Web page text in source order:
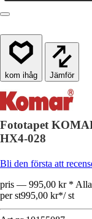
Jämför
Fototapet
HX4-028
Bli den första att
pris — 995,00 kr * Alla
per st995,00 kr*/ st